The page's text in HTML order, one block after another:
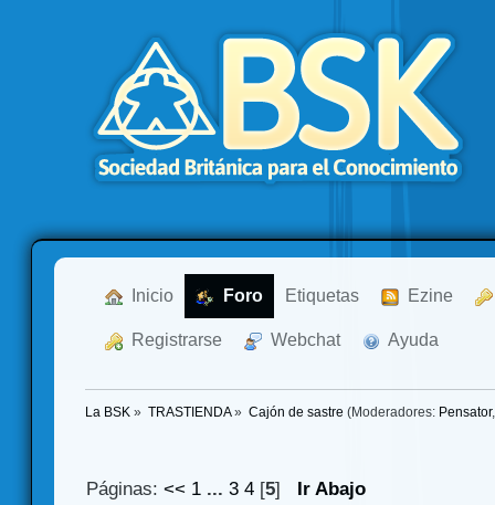
Inicio Foro Etiquetas Ezine
Registrarse Webchat Ayuda
La BSK » TRASTIENDA» Cajón de sastre (Moderadores: Pensator
Páginas:<< 1 ...3 4 [5] Ir Abajo